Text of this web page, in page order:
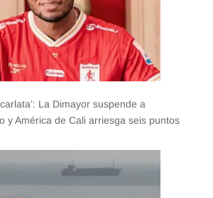
La Dimayor suspende a
y América de Cali arriesga seis puntos